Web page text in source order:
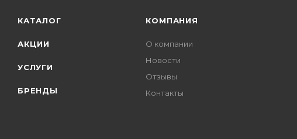
КАТАЛОГ
АКЦИИ
УСЛУГИ
БРЕНДЫ
КОМПАНИЯ
О компании
Новости
Отзывы
Контакты